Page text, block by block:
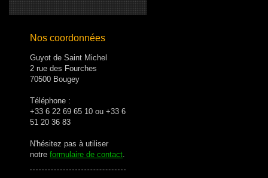
Nos coordonnées
Guyot de Saint Michel
2 rue des Fourches
70500 Bougey
Téléphone :
+33 6 22 69 65 10 ou +33 6
51 20 36 83
N'hésitez pas à utiliser
notre formulaire de contact